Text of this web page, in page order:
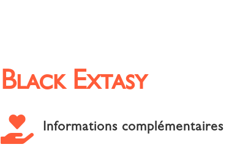
Black Extasy
 Informations complémentaires